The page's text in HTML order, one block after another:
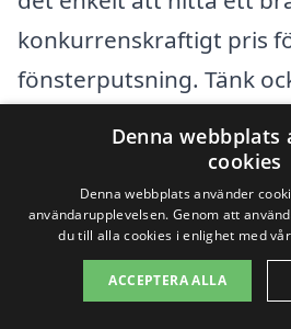
konkurrenskraftigt pris
fönsterputsning. Tänk
kunder för att få en
företag som ger den
Få 3 erbjudanden,
Denna webbplats
cookies
Denna webbplats använder
användarupplevelsen. Genom att
du till alla cookies i enlighet med
ACCEPTERA ALLA